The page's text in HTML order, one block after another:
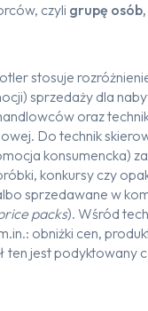
czyli grupę
stosuje
sprzedaży dla
oraz
Do technik
konsumencka)
konkursy czy
sprzedawane w
packs). Wśród
obniżki cen,
ten jest podyktowany